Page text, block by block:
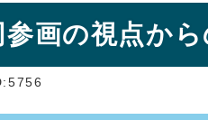
参画の視点か